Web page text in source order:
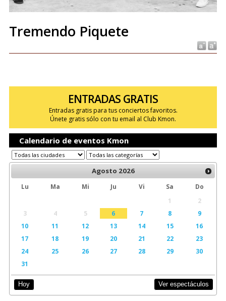
Tremendo Piquete
ENTRADAS GRATIS
Entradas gratis para tus conciertos favoritos.
Únete gratis sólo con tu email al Club Kmon.
Calendario de eventos Kmon
Agosto 2026
Lu Ma Mi Ju Vi Sa
Do
1
2
3
4 5 6 7 8
9
10
11 12 13 14 15
16
17
18 19 20 21 22
23
24
25 26 27 28 29
30
31
Hoy Ver espectáculos